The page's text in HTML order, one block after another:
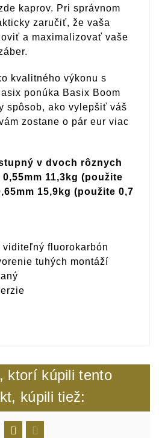
kaprov. Pri správnom
zaručiť, že vaša
a maximalizovať vaše
kvalitného výkonu s
ponúka Basix Boom
spôsob, ako vylepšiť váš
zostane o pár eur viac
v dvoch rôznych
11,3kg (použite
15,9kg (použite 0,7
fluorokarbón
tuhých montáží
ktorí kúpili tento
kúpili tiež:
 